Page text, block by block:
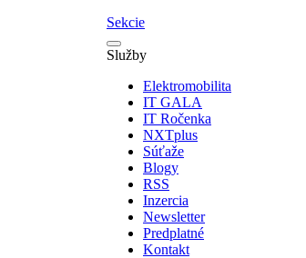
Sekcie
Služby
Elektromobilita
IT GALA
IT Ročenka
NXTplus
Súťaže
Blogy
RSS
Inzercia
Newsletter
Predplatné
Kontakt